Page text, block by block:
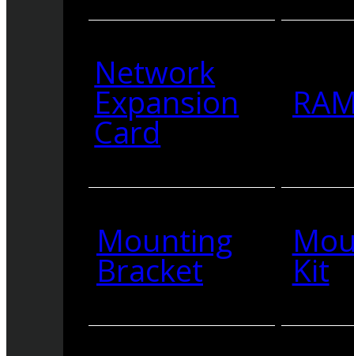
Network
Expansion
Card
Mounting
Bracket Kit